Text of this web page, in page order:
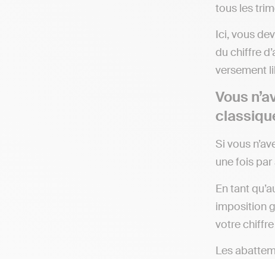
tous les
Ici, vous
du chiffre
versement
Vous
Si vous
une fois
En tant
imposition
votre chiffre
Les